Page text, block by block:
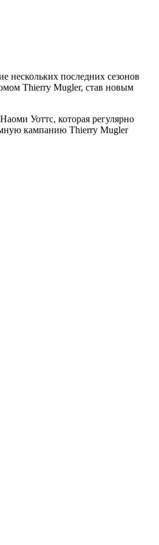
нескольких последних сезонов
Thierry Mugler, став новым
Уоттс, которая регулярно
кампанию Thierry Mugler